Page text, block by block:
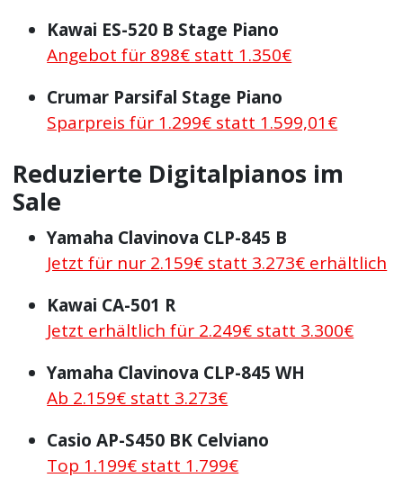
Kawai ES-520 B Stage Piano
Angebot für 898€ statt 1.350€
Crumar Parsifal Stage Piano
Sparpreis für 1.299€ statt 1.599,01€
Reduzierte Digitalpianos im
Sale
Yamaha Clavinova CLP-845 B
Jetzt für nur 2.159€ statt 3.273€ erhältlich
Kawai CA-501 R
Jetzt erhältlich für 2.249€ statt 3.300€
Yamaha Clavinova CLP-845 WH
Ab 2.159€ statt 3.273€
Casio AP-S450 BK Celviano
Top 1.199€ statt 1.799€